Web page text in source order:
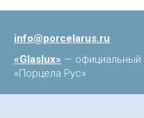
info@porcelarus.ru
«Glaslux» — официальный
«Порцела Рус»